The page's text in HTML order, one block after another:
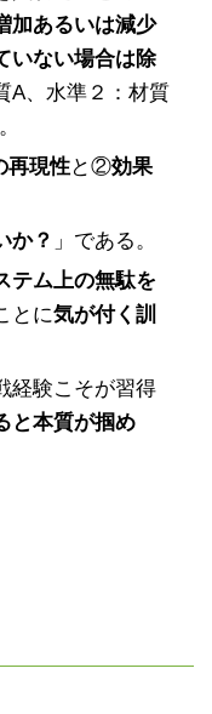
加あるいは減少
いない場合は除
A、水準２：材質
再現性と②効果
か？ 」である。
テム上の無駄を
とに気が付く訓
経験こそが習得
と本質が掴め